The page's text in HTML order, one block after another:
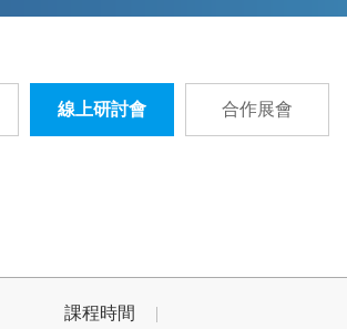
線上研討會 合作展會
課程時間